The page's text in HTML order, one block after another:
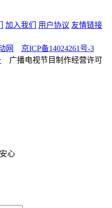
加入我们 用户协议 友情链接
网
京ICP备14024261号-3
广播电视节目制作经营许可
心